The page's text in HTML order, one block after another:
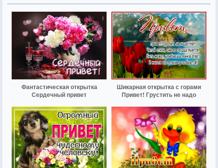
Фантастическая открытка
Сердечный привет
Шикарная открытка с горами
Привет! Грустить не надо